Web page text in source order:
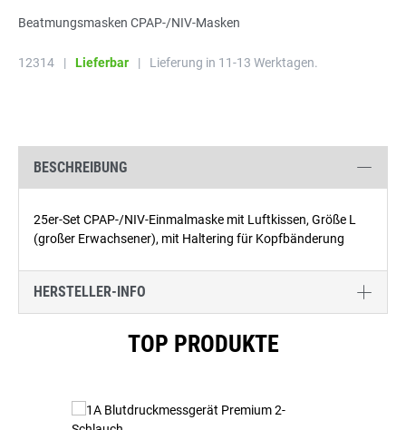
Beatmungsmasken CPAP-/NIV-Masken
12314 | Lieferbar | Lieferung in 11-13 Werktagen.
BESCHREIBUNG
25er-Set CPAP-/NIV-Einmalmaske mit Luftkissen, Größe L
(großer Erwachsener), mit Haltering für Kopfbänderung
HERSTELLER-INFO
TOP PRODUKTE